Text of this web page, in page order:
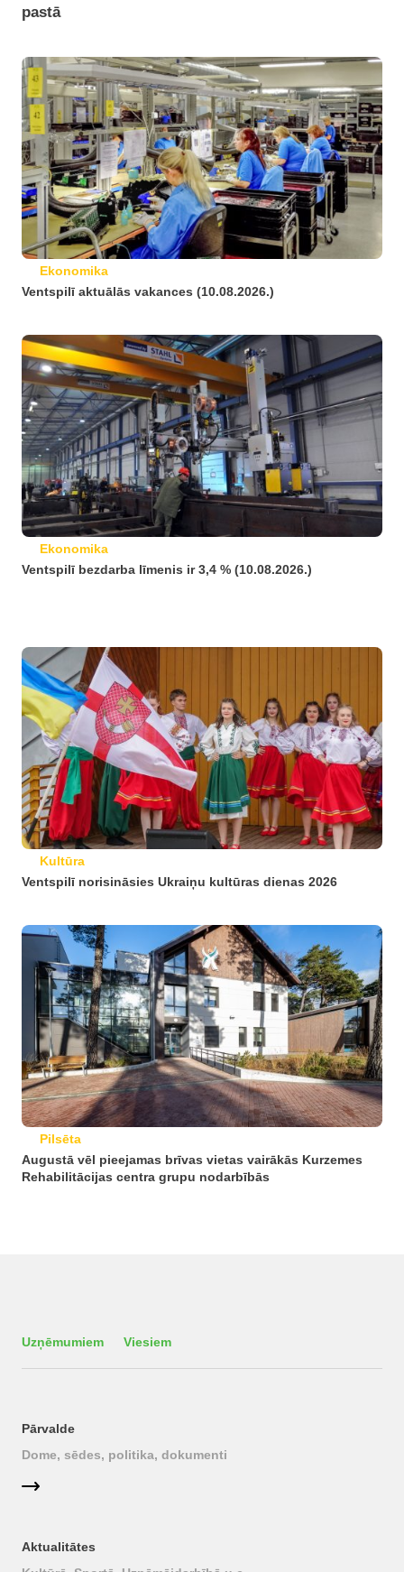
pastā
Ekonomika
Ventspilī aktuālās vakances (10.08.2026.)
Ekonomika
Ventspilī bezdarba līmenis ir 3,4 % (10.08.2026.)
Kultūra
Ventspilī norisināsies Ukraiņu kultūras dienas 2026
Pilsēta
Augustā vēl pieejamas brīvas vietas vairākās Kurzemes
Rehabilitācijas centra grupu nodarbībās
Uzņēmumiem Viesiem
Pārvalde
Dome, sēdes, politika, dokumenti
Aktualitātes